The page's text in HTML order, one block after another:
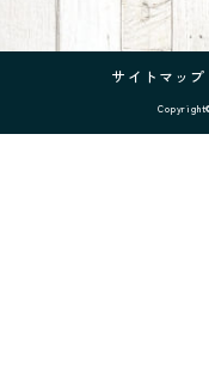
サイトマップ